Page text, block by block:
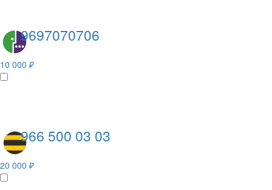
9697070706
10 000 ₽
966 500 03 03
20 000 ₽